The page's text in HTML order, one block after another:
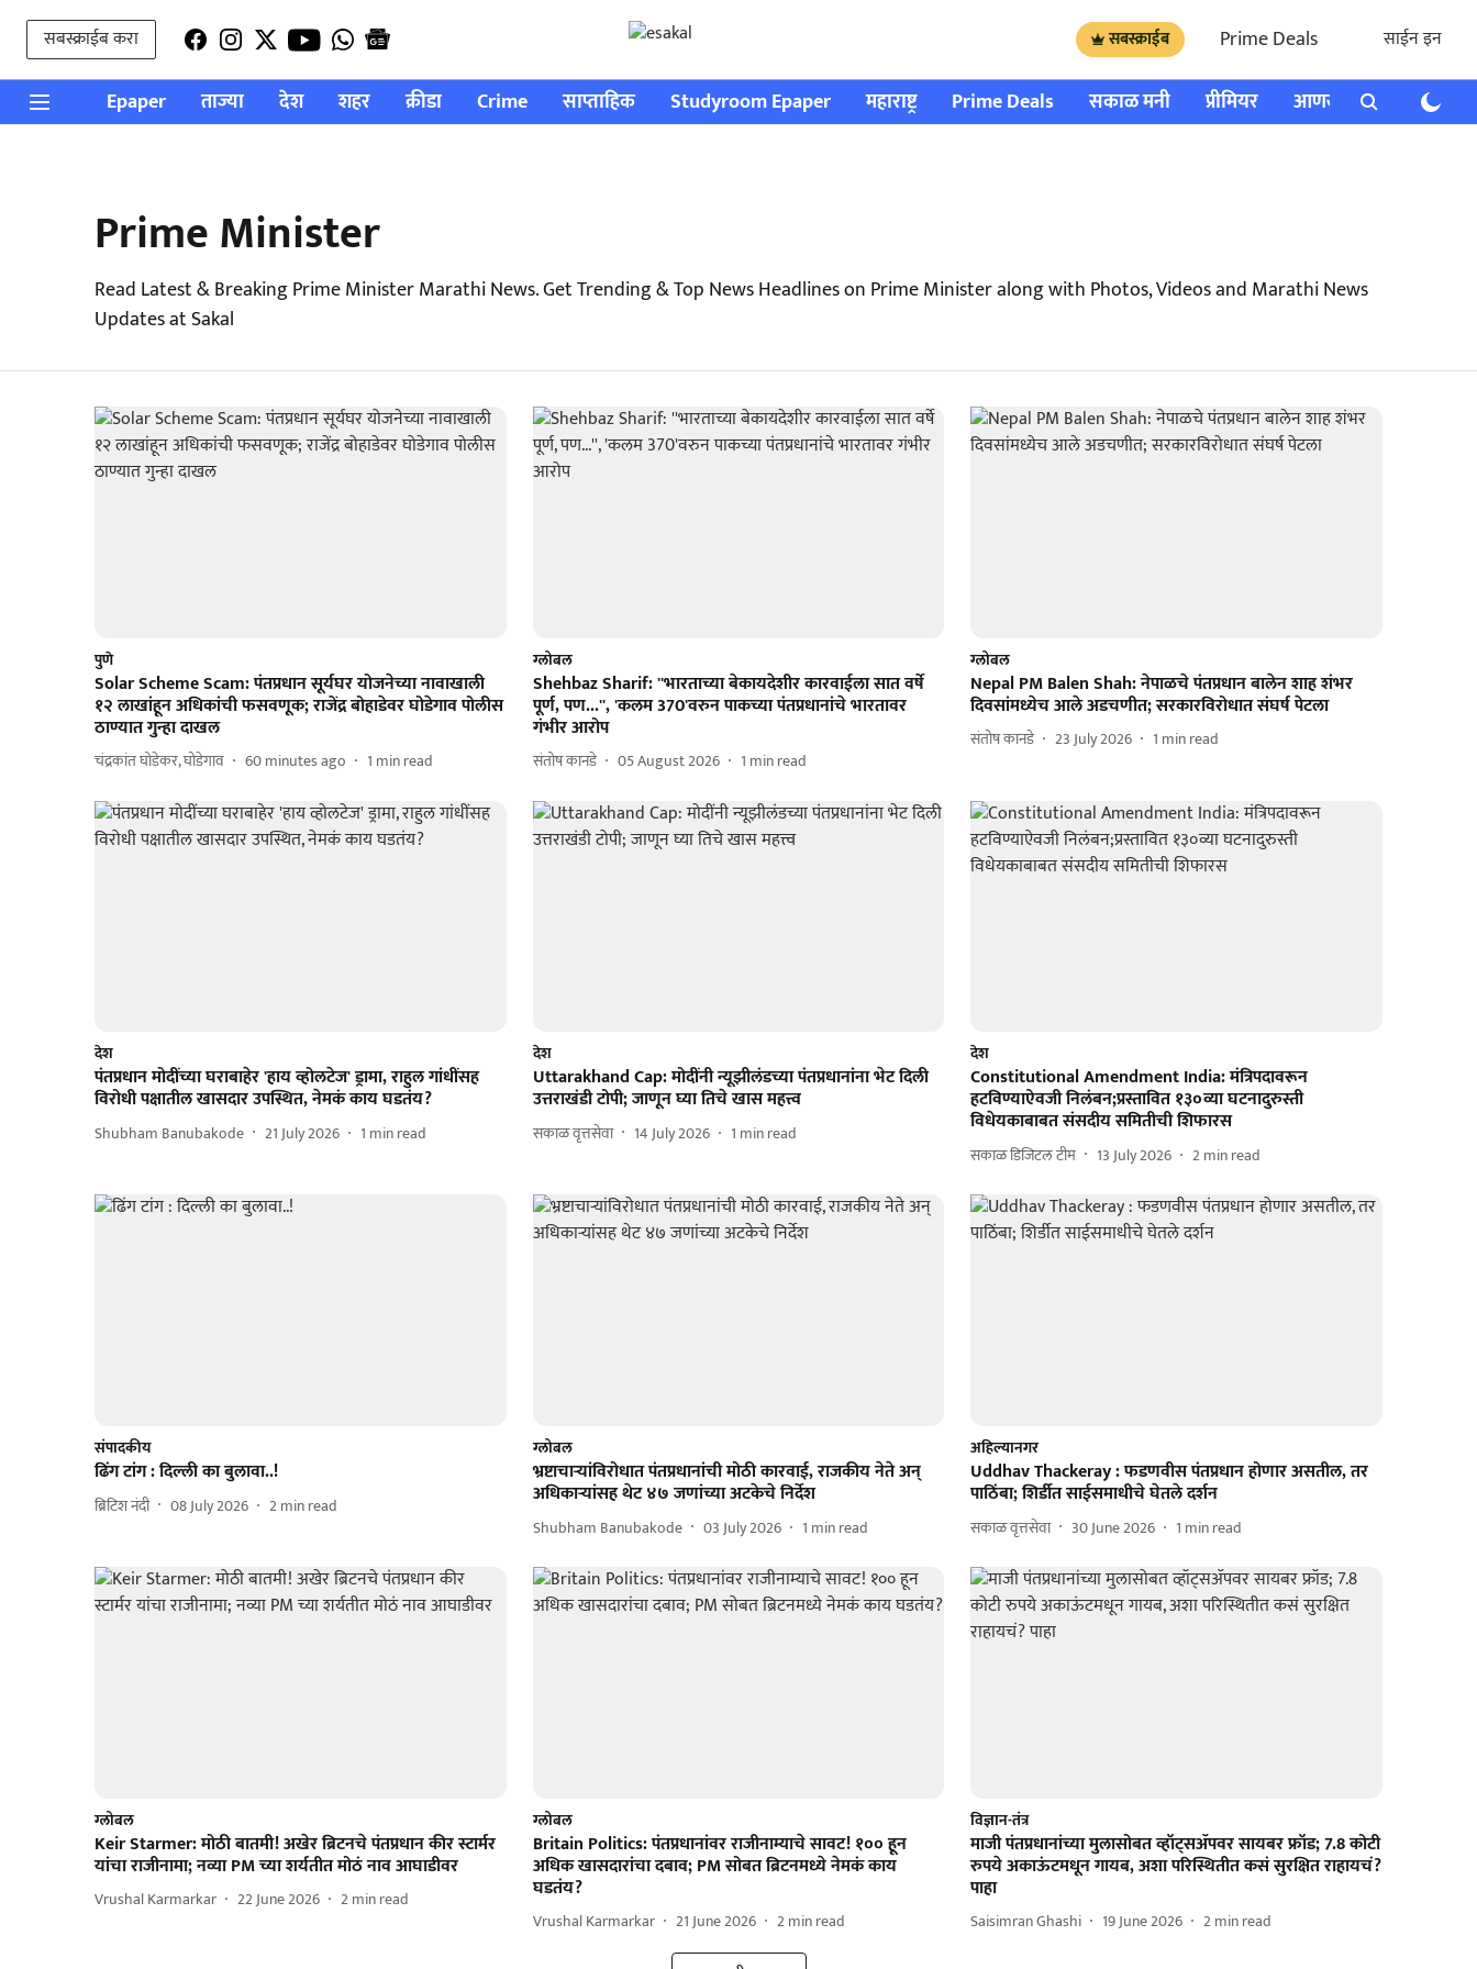
सबस्क्राईब करा सबस्क्राईब Prime Deals साईन इन
Epaper ताज्या देश शहर क्रीडा Crime साप्ताहिक Studyroom Epaper महाराष्ट्र Prime Deals सकाळ मनी प्रीमियर आणखी राशी भविष्य
Prime Minister
Read Latest & Breaking Prime Minister Marathi News. Get Trending & Top News Headlines on Prime Minister along with Photos, Videos and Marathi News
Updates at Sakal
पुणे
Solar Scheme Scam: पंतप्रधान सूर्यघर योजनेच्या नावाखाली
१२ लाखांहून अधिकांची फसवणूक; राजेंद्र बोहाडेवर घोडेगाव पोलीस
ठाण्यात गुन्हा दाखल
चंद्रकांत घोडेकर, घोडेगाव 60 minutes ago 1 min read
ग्लोबल
Shehbaz Sharif: ''भारताच्या बेकायदेशीर कारवाईला सात वर्षे
पूर्ण, पण...'', 'कलम 370'वरुन पाकच्या पंतप्रधानांचे भारतावर
गंभीर आरोप
संतोष कानडे 05 August 2026 1 min read
ग्लोबल
Nepal PM Balen Shah: नेपाळचे पंतप्रधान बालेन शाह शंभर
दिवसांमध्येच आले अडचणीत; सरकारविरोधात संघर्ष पेटला
संतोष कानडे 23 July 2026 1 min read
देश
पंतप्रधान मोदींच्या घराबाहेर 'हाय व्होलटेज' ड्रामा, राहुल गांधींसह
विरोधी पक्षातील खासदार उपस्थित, नेमकं काय घडतंय?
Shubham Banubakode 21 July 2026 1 min read
देश
Uttarakhand Cap: मोदींनी न्यूझीलंडच्या पंतप्रधानांना भेट दिली
उत्तराखंडी टोपी; जाणून घ्या तिचे खास महत्त्व
सकाळ वृत्तसेवा 14 July 2026 1 min read
देश
Constitutional Amendment India: मंत्रिपदावरून
हटविण्याऐवजी निलंबन;प्रस्तावित १३०व्या घटनादुरुस्ती
विधेयकाबाबत संसदीय समितीची शिफारस
सकाळ डिजिटल टीम 13 July 2026 2min read
संपादकीय
ढिंग टांग : दिल्ली का बुलावा..!
ब्रिटिश नंदी 08 July 2026 2min read
ग्लोबल
भ्रष्टाचाऱ्यांविरोधात पंतप्रधानांची मोठी कारवाई, राजकीय नेते अन्
अधिकाऱ्यांसह थेट ४७ जणांच्या अटकेचे निर्देश
Shubham Banubakode 03 July 2026 1 min read
अहिल्यानगर
Uddhav Thackeray : फडणवीस पंतप्रधान होणार असतील, तर
पाठिंबा; शिर्डीत साईसमाधीचे घेतले दर्शन
सकाळ वृत्तसेवा 30 June 2026 1 min read
ग्लोबल
Keir Starmer: मोठी बातमी! अखेर ब्रिटनचे पंतप्रधान कीर स्टार्मर
यांचा राजीनामा; नव्या PM च्या शर्यतीत मोठं नाव आघाडीवर
Vrushal Karmarkar 22 June 2026 2min read
ग्लोबल
Britain Politics: पंतप्रधानांवर राजीनाम्याचे सावट! १०० हून
अधिक खासदारांचा दबाव; PM सोबत ब्रिटनमध्ये नेमकं काय
घडतंय?
Vrushal Karmarkar 21 June 2026 2min read
विज्ञान-तंत्र
माजी पंतप्रधानांच्या मुलासोबत व्हॉट्सॲपवर सायबर फ्रॉड; 7.8 कोटी
रुपये अकाऊंटमधून गायब, अशा परिस्थितीत कसं सुरक्षित राहायचं?
पाहा
Saisimran Ghashi 19 June 2026 2min read